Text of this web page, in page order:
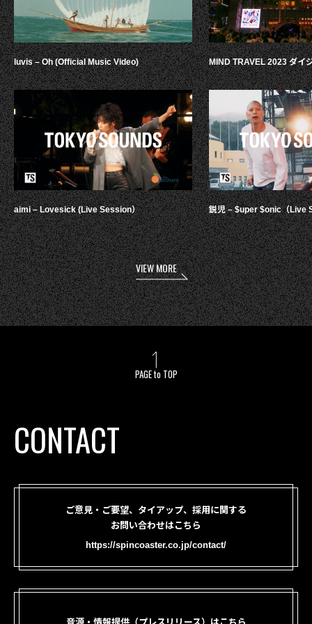
luvis – Oh (Official Music Video)
aimi – Lovesick (Live Session）
MIND TRAVEL 2023 ダイ
鋭児 – $uper $onic（Live
VIEW MORE
PAGE to TOP
CONTACT
ご意見・ご要望、タイアップ、採用に関する
お問い合わせはこちら
https://spincoaster.co.jp/contact/